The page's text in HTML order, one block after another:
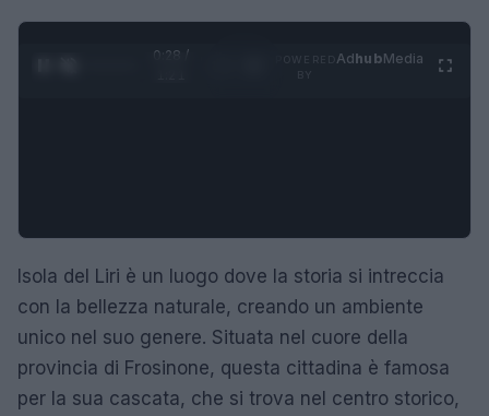
0:29 /
AdhubMedia
Isola del Liri è un luogo dove la storia si intreccia
con la bellezza naturale, creando un ambiente
unico nel suo genere. Situata nel cuore della
provincia di Frosinone, questa cittadina è famosa
per la sua cascata, che si trova nel centro storico,